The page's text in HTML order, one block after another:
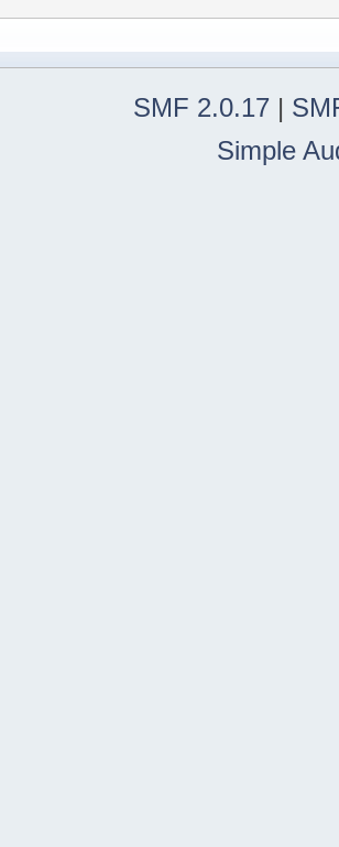
SMF 2.0.17 |
Simple